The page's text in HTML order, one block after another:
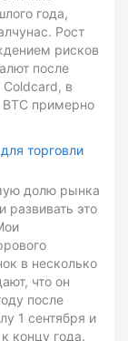
года,
Рост
рисков
после
в
BTC примерно
торговли
долю рынка
развивать это
в несколько
что он
после
1 сентября и
концу года.